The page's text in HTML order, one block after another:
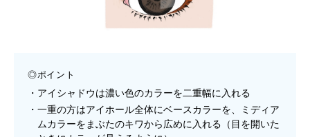
◎ポイント
アイシャドウは濃い色のカラーを二重幅に入れる
一重の方はアイホール全体にベースカラーを、ミディア
ムカラーをまぶたのキワから広めに入れる（目を開いた